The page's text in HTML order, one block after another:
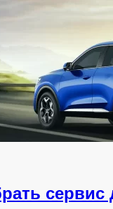
сервис